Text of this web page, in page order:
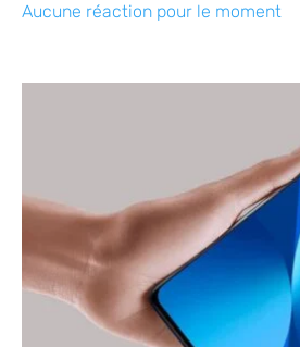
Aucune réaction pour le moment